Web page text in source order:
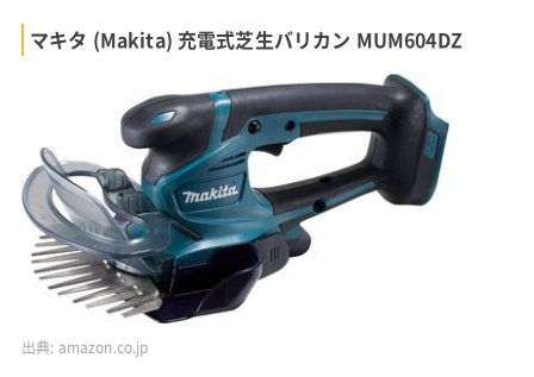
マキタ (Makita) 充電式芝生バリカン MUM604DZ
出典: amazon.co.jp